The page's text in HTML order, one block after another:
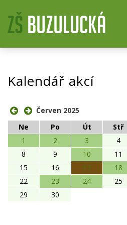
Kalendář akcí
Červen 2025
Ne
Po Út Stř
1
2 3 4
8
9 10 11
15
16 17 18
22
23 24 25
29
30